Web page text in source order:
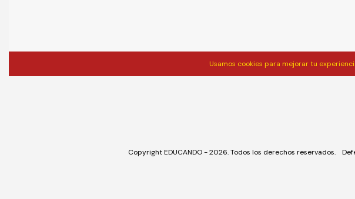
Usamos cookies para mejorar tu
Copyright EDUCANDO - 2026. Todos los derechos reservados.